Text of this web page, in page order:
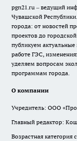
pgn21.ru – ведущий
Чувашской
города: от новостей
проектов до
публикуем
работе ГЭС,
уделяем вопросам
программам города.
О компании
Учредитель: ООО «Про
Главный редактор:
Возрастная категория